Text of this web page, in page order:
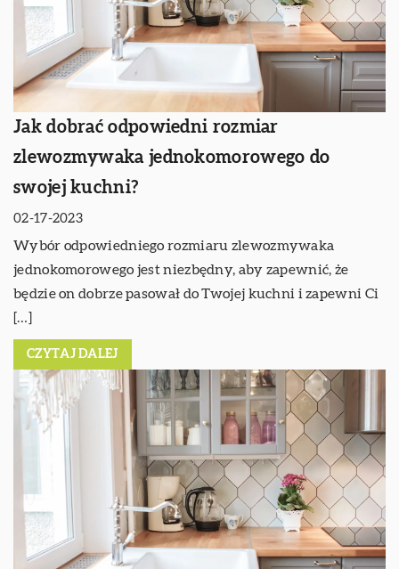
Jak dobrać odpowiedni rozmiar
zlewozmywaka jednokomorowego do
swojej kuchni?
02-17-2023
Wybór odpowiedniego rozmiaru zlewozmywaka
jednokomorowego jest niezbędny, aby zapewnić, że
będzie on dobrze pasował do Twojej kuchni i zapewni Ci
[…]
CZYTAJ DALEJ